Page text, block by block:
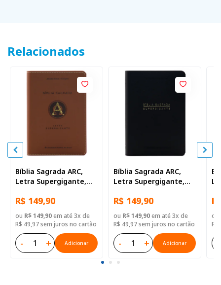
Relacionados
Bíblia Sagrada ARC,
Letra Supergigante,
destacadas, Capa
Couro Sintético
Marrom
R$ 149,90
ou R$ 149,90em até 3x de
R$ 49,97 sem juros no cartão
- + Adicionar
Bíblia Sagrada ARC,
Letra Supergigante,
destacadas, Capa
Couro Sintético Preta
R$ 149,90
ou R$ 149,90em até 3x de
R$ 49,97 sem juros no cartão
- + Adicionar
ou
R$